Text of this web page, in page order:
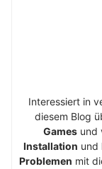
Interessiert in
diesem Blog
Gamesund
Installation und
Problemen mit